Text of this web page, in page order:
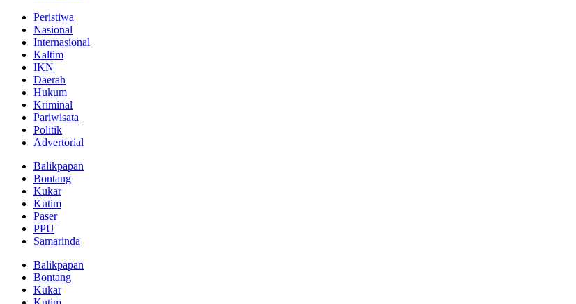
Peristiwa
Nasional
Internasional
Kaltim
IKN
Daerah
Hukum
Kriminal
Pariwisata
Politik
Advertorial
Balikpapan
Bontang
Kukar
Kutim
Paser
PPU
Samarinda
Balikpapan
Bontang
Kukar